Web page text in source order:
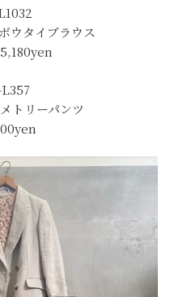
ウタイブラウス
トリーパンツ